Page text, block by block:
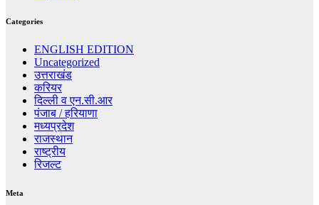
Categories
ENGLISH EDITION
Uncategorized
उत्तराखंड
करियर
दिल्ली व एन.सी.आर
पंजाब / हरियाणा
मध्यप्रदेश
राजस्थान
राष्ट्रीय
रिजल्ट
Meta